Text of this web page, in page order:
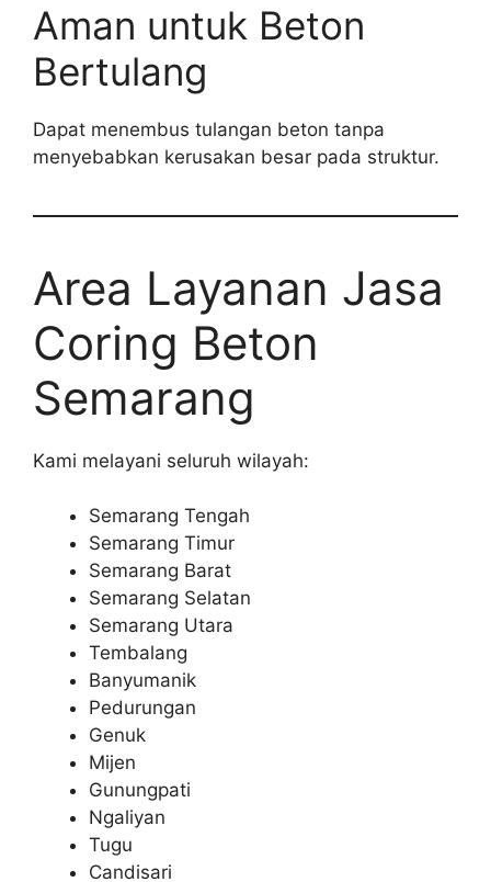
Aman untuk Beton
Bertulang
Dapat menembus tulangan beton tanpa
menyebabkan kerusakan besar pada struktur.
Area Layanan Jasa
Coring Beton
Semarang
Kami melayani seluruh wilayah:
Semarang Tengah
Semarang Timur
Semarang Barat
Semarang Selatan
Semarang Utara
Tembalang
Banyumanik
Pedurungan
Genuk
Mijen
Gunungpati
Ngaliyan
Tugu
Candisari